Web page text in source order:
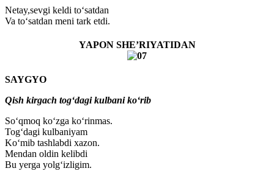
Netay,sevgi keldi to‘satdan
Va to‘satdan meni tark etdi.
YAPON SHE’RIYATIDAN
SAYGYO
Qish kirgach tog‘dagi kulbani ko‘rib
So‘qmoq ko‘zga ko‘rinmas.
Tog‘dagi kulbaniyam
Ko‘mib tashlabdi xazon.
Mendan oldin kelibdi
Bu yerga yolg‘izligim.